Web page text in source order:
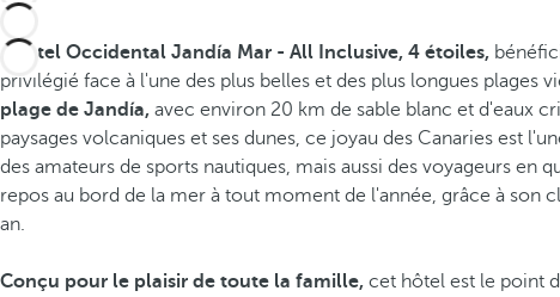
L'hôtel Occidental Jandía Mar - All Inclusive, 4 étoiles,
privilégié face à l'une des plus belles et des plus longues plages
plage de Jandía, avec environ 20 km de sable blanc et d'eaux
paysages volcaniques et ses dunes, ce joyau des Canaries est
des amateurs de sports nautiques, mais aussi des voyageurs en
repos au bord de la mer à tout moment de l'année, grâce à son
an.
Conçu pour le plaisir de toute la famille, cet hôtel est le point